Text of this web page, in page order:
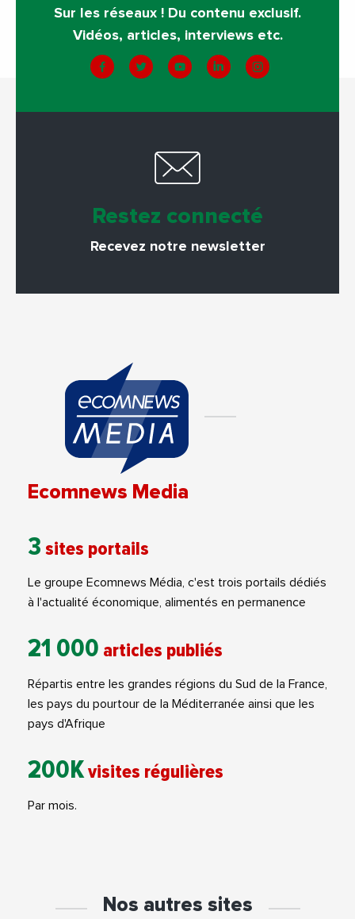
Sur les réseaux ! Du contenu exclusif.
Vidéos, articles, interviews etc.
Restez connecté
Recevez notre newsletter
Ecomnews Media
3 sites portails
Le groupe Ecomnews Média, c'est trois portails dédiés
à l'actualité économique, alimentés en permanence
21 000 articles publiés
Répartis entre les grandes régions du Sud de la France,
les pays du pourtour de la Méditerranée ainsi que les
pays d'Afrique
200Kvisites régulières
Par mois.
Nos autres sites